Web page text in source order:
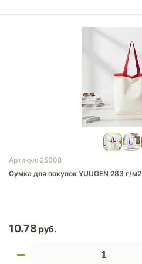
Артикул: 25008
Сумка для покупок YUUGEN 283 г/м2
10.78